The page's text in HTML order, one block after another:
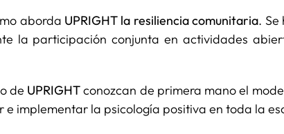
aborda UPRIGHT la resiliencia comunitaria.
la participación conjunta en actividades
de UPRIGHTconozcan de primera mano el
implementar la psicología positiva en toda la